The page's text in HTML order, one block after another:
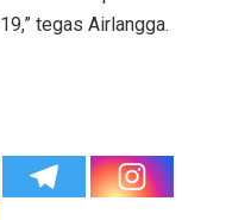
tegas Airlangga.